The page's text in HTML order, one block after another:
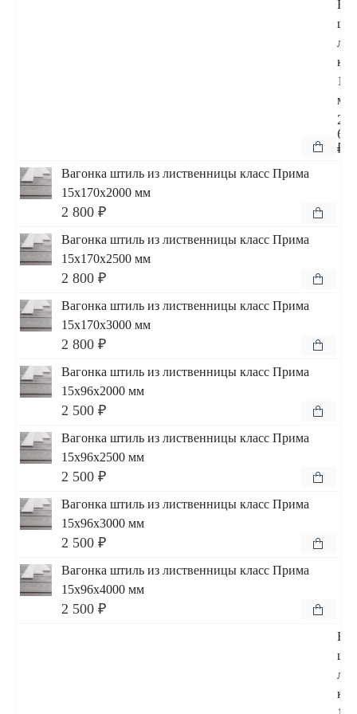
мм
2
₽
Вагонка штиль из лиственницы класс Прима
15x170x2000 мм
2 800 ₽
Вагонка штиль из лиственницы класс Прима
15x170x2500 мм
2 800 ₽
Вагонка штиль из лиственницы класс Прима
15x170x3000 мм
2 800 ₽
Вагонка штиль из лиственницы класс Прима
15x96x2000 мм
2 500 ₽
Вагонка штиль из лиственницы класс Прима
15x96x2500 мм
2 500 ₽
Вагонка штиль из лиственницы класс Прима
15x96x3000 мм
2 500 ₽
Вагонка штиль из лиственницы класс Прима
15x96x4000 мм
2 500 ₽